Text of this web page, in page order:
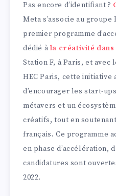
Pas encore d’identifiant ?
Meta s’associe au
premier programme
dédié à la créativité dans
Station F, à Paris, et avec
HEC Paris, cette
d’encourager les start-
métavers et un
créatifs, tout en
français. Ce programme
en phase d’accélération,
candidatures sont
2022.